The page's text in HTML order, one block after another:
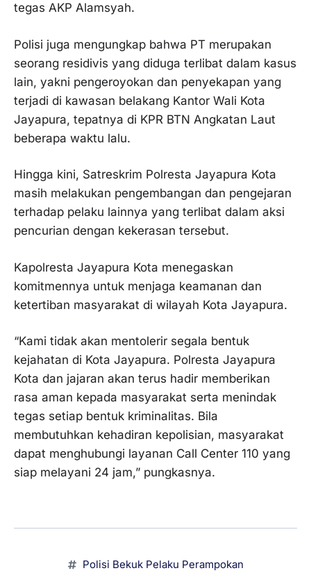
tegas AKP Alamsyah.
Polisi juga mengungkap bahwa PT merupakan
seorang residivis yang diduga terlibat dalam kasus
lain, yakni pengeroyokan dan penyekapan yang
terjadi di kawasan belakang Kantor Wali Kota
Jayapura, tepatnya di KPR BTN Angkatan Laut
beberapa waktu lalu.
Hingga kini, Satreskrim Polresta Jayapura Kota
masih melakukan pengembangan dan pengejaran
terhadap pelaku lainnya yang terlibat dalam aksi
pencurian dengan kekerasan tersebut.
Kapolresta Jayapura Kota menegaskan
komitmennya untuk menjaga keamanan dan
ketertiban masyarakat di wilayah Kota Jayapura.
“Kami tidak akan mentolerir segala bentuk
kejahatan di Kota Jayapura. Polresta Jayapura
Kota dan jajaran akan terus hadir memberikan
rasa aman kepada masyarakat serta menindak
tegas setiap bentuk kriminalitas. Bila
membutuhkan kehadiran kepolisian, masyarakat
dapat menghubungi layanan Call Center 110 yang
siap melayani 24 jam,” pungkasnya.
Polisi Bekuk Pelaku Perampokan